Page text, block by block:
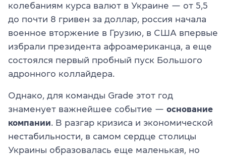
колебаниям курса валют в Украине — от 5,5
до почти 8 гривен за доллар, россия начала
военное вторжение в Грузию, в США впервые
избрали президента афроамериканца, а еще
состоялся первый пробный пуск Большого
адронного коллайдера.
Однако, для команды Grade этот год
знаменует важнейшее событие — основание
компании . В разгар кризиса и экономической
нестабильности, в самом сердце столицы
Украины образовалась еще маленькая, но